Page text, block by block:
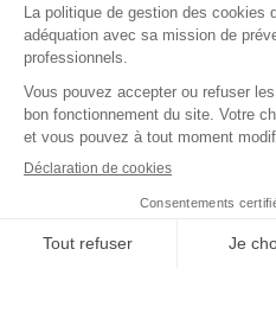
CONTACTEZ
QUI
PLAN
PARAMÈTRES
CHARTE DES